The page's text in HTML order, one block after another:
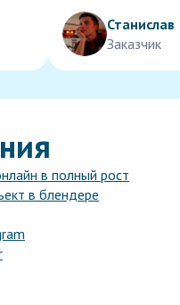
Станислав
Заказчик
в полный рост
в блендере